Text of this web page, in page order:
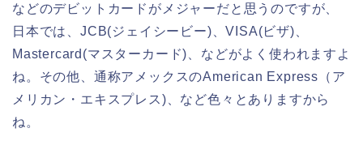
などのデビットカードがメジャーだと思うのですが、
日本では、JCB(ジェイシービー)、VISA(ビザ)、
Mastercard(マスターカード)、などがよく使われますよ
ね。その他、通称アメックスのAmerican Express（ア
メリカン・エキスプレス)、など色々とありますから
ね。